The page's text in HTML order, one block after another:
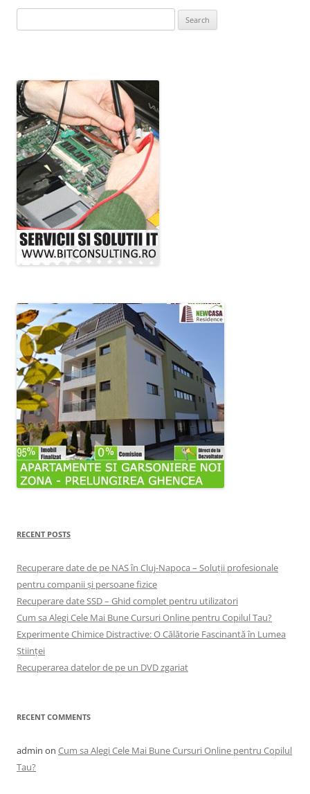
for:
RECENT POSTS
Recuperare date de pe NAS în Cluj-Napoca – Soluții profesionale
pentru companii și persoane fizice
Recuperare date SSD – Ghid complet pentru utilizatori
Cum sa Alegi Cele Mai Bune Cursuri Online pentru Copilul Tau?
Experimente Chimice Distractive: O Călătorie Fascinantă în Lumea
Științei
Recuperarea datelor de pe un DVD zgariat
RECENT COMMENTS
admin on Cum sa Alegi Cele Mai Bune Cursuri Online pentru Copilul
Tau?